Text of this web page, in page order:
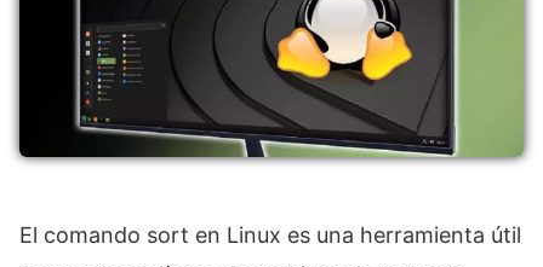
El comando sort en Linux es una herramienta útil